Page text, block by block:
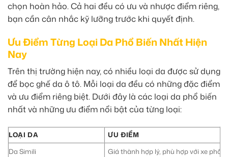
chọn hoàn hảo. Cả hai đều có ưu và nhược điểm riêng,
bạn cần cân nhắc kỹ lưỡng trước khi quyết định.
Ưu Điểm Từng Loại Da Phổ Biến Nhất Hiện
Nay
Trên thị trường hiện nay, có nhiều loại da được sử dụng
để bọc ghế da ô tô. Mỗi loại da đều có những đặc điểm
và ưu điểm riêng biệt. Dưới đây là các loại da phổ biến
nhất và những ưu điểm nổi bật của từng loại:
LOẠI DA
ƯU ĐIỂM
Da Simili
Giá thành hợp lý, phù hợp với xe phổ